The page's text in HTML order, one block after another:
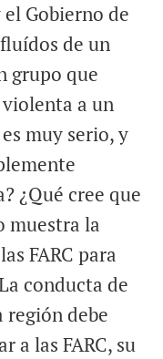
Gobierno de
de un
grupo que
a un
muy serio, y
¿Qué cree que
muestra la
FARC para
conducta de
región debe
a las FARC, su